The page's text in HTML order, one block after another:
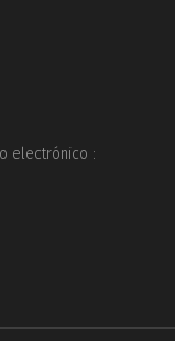
electrónico :